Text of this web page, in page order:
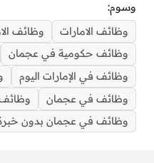
وظائف في عجمان بدون
وسوم:
وظائف الامارات
وظائف
وظائف حكومية في عجمان
وظائف في الإمارات اليوم
‌وظائف في عجمان
وظائف
‌وظائف في عجمان بدون